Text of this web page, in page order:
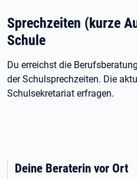
Sprechzeiten (kurze
Schule
Du erreichst die
der Schulsprechzeiten. Die
Schulsekretariat erfragen.
Deine Beraterin vor Ort